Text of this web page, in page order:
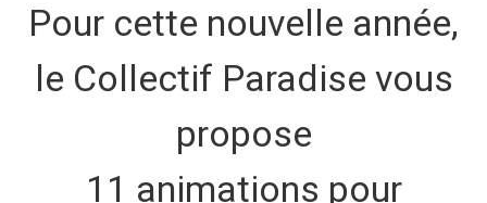
Pour cette nouvelle année,
le Collectif Paradise vous
propose
11 animations pour